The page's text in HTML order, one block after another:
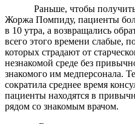
Раньше, чтобы получить
Жоржа Помпиду, пациенты
в 10 утра, а возвращались
всего этого времени слабые,
которых страдают от
незнакомой среде без
знакомого им медперсонала.
сократила среднее время
пациенты находятся в
рядом со знакомым врачом.